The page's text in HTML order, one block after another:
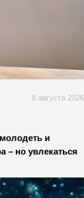
8 августа 2026
и
– но увлекаться